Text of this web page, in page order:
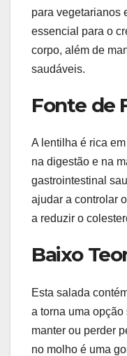
para vegetarianos
essencial para o
corpo, além de
saudáveis.
Fonte de
A lentilha é rica
na digestão e na
gastrointestinal
ajudar a controlar
a reduzir o
Baixo
Esta salada
a torna uma
manter ou perder
no molho é uma